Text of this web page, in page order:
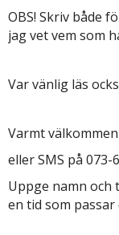
OBS! Skriv både
jag vet vem som
Var vänlig läs
Varmt
eller SMS på 073-
Uppge namn
en tid som passar